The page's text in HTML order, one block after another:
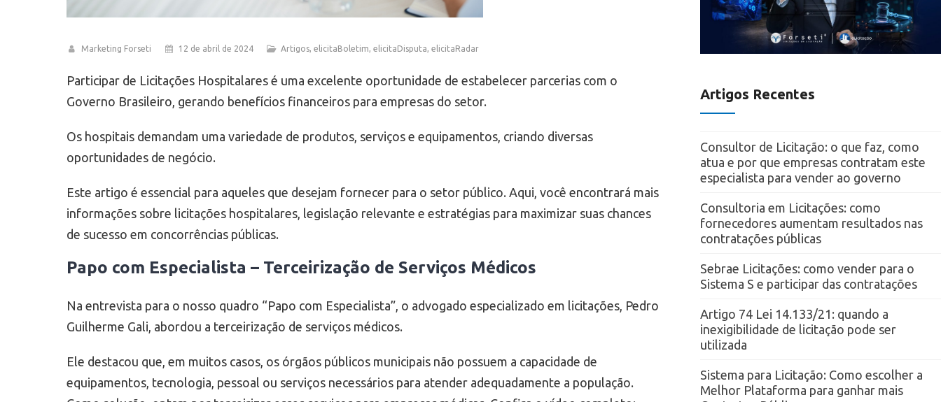
Marketing Forseti 12 de abril de 2024 Artigos, elicitaBoletim, elicitaDisputa, elicitaRadar
Participar de Licitações Hospitalares é uma excelente oportunidade de estabelecer parcerias com o
Governo Brasileiro, gerando benefícios financeiros para empresas do setor.
Os hospitais demandam uma variedade de produtos, serviços e equipamentos, criando diversas
oportunidades de negócio.
Este artigo é essencial para aqueles que desejam fornecer para o setor público. Aqui, você encontrará mais
informações sobre licitações hospitalares, legislação relevante e estratégias para maximizar suas chances
de sucesso em concorrências públicas.
Papo com Especialista – Terceirização de Serviços Médicos
Na entrevista para o nosso quadro “Papo com Especialista”, o advogado especializado em licitações, Pedro
Guilherme Gali, abordou a terceirização de serviços médicos.
Ele destacou que, em muitos casos, os órgãos públicos municipais não possuem a capacidade de
equipamentos, tecnologia, pessoal ou serviços necessários para atender adequadamente a população.
Artigos Recentes
Consultor de Licitação: o que faz, como
atua e por que empresas contratam este
especialista para vender ao governo
Consultoria em Licitações: como
fornecedores aumentam resultados nas
contratações públicas
Sebrae Licitações: como vender para o
Sistema S e participar das contratações
Artigo 74 Lei 14.133/21: quando a
inexigibilidade de licitação pode ser
utilizada
Sistema para Licitação: Como escolher a
Melhor Plataforma para ganhar mais